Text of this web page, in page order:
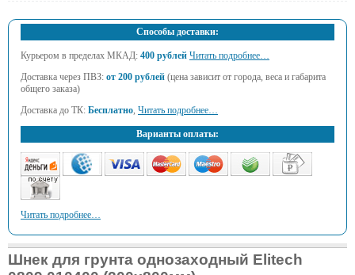
Способы доставки:
Курьером в пределах МКАД: 400 рублей Читать подробнее…
Доставка через ПВЗ: от 200 рублей (цена зависит от города, веса и габарита
общего заказа)
Доставка до ТК: Бесплатно, Читать подробнее…
Варианты оплаты:
Читать подробнее…
Шнек для грунта однозаходный Elitech